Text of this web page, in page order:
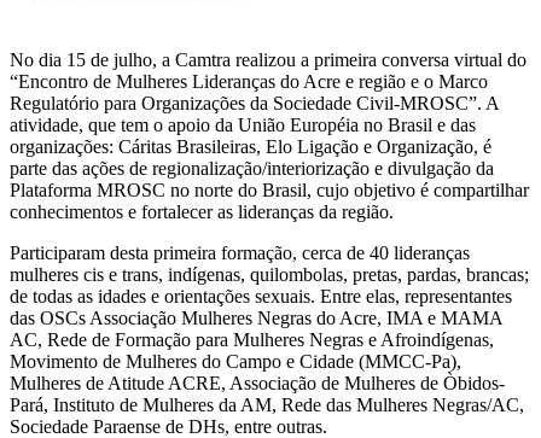
No dia 15 de julho, a Camtra realizou a primeira conversa virtual do
“Encontro de Mulheres Lideranças do Acre e região e o Marco
Regulatório para Organizações da Sociedade Civil-MROSC”. A
atividade, que tem o apoio da União Européia no Brasil e das
organizações: Cáritas Brasileiras, Elo Ligação e Organização, é
parte das ações de regionalização/interiorização e divulgação da
Plataforma MROSC no norte do Brasil, cujo objetivo é compartilhar
conhecimentos e fortalecer as lideranças da região.
Participaram desta primeira formação, cerca de 40 lideranças
mulheres cis e trans, indígenas, quilombolas, pretas, pardas, brancas;
de todas as idades e orientações sexuais. Entre elas, representantes
das OSCs Associação Mulheres Negras do Acre, IMA e MAMA
AC, Rede de Formação para Mulheres Negras e Afroindígenas,
Movimento de Mulheres do Campo e Cidade (MMCC-Pa),
Mulheres de Atitude ACRE, Associação de Mulheres de Òbidos-
Pará, Instituto de Mulheres da AM, Rede das Mulheres Negras/AC,
Sociedade Paraense de DHs, entre outras.